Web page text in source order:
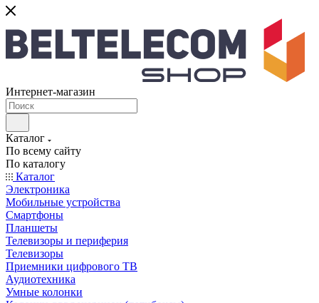
Интернет-магазин
Каталог
По всему сайту
По каталогу
Каталог
Электроника
Мобильные устройства
Смартфоны
Планшеты
Телевизоры и периферия
Телевизоры
Приемники цифрового ТВ
Аудиотехника
Умные колонки